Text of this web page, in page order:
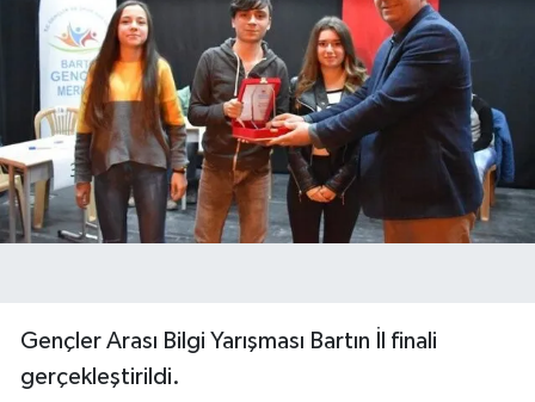
Gençler Arası Bilgi Yarışması Bartın İl finali
gerçekleştirildi.